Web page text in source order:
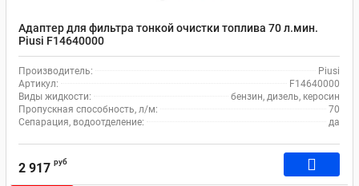
Адаптер для фильтра тонкой очистки топлива 70 л.мин.
Piusi F14640000
Производитель:
Piusi
Артикул:
F14640000
Виды жидкости:
бензин, дизель, керосин
Пропускная способность, л/м:
70
Сепарация, водоотделение:
да
2 917 руб